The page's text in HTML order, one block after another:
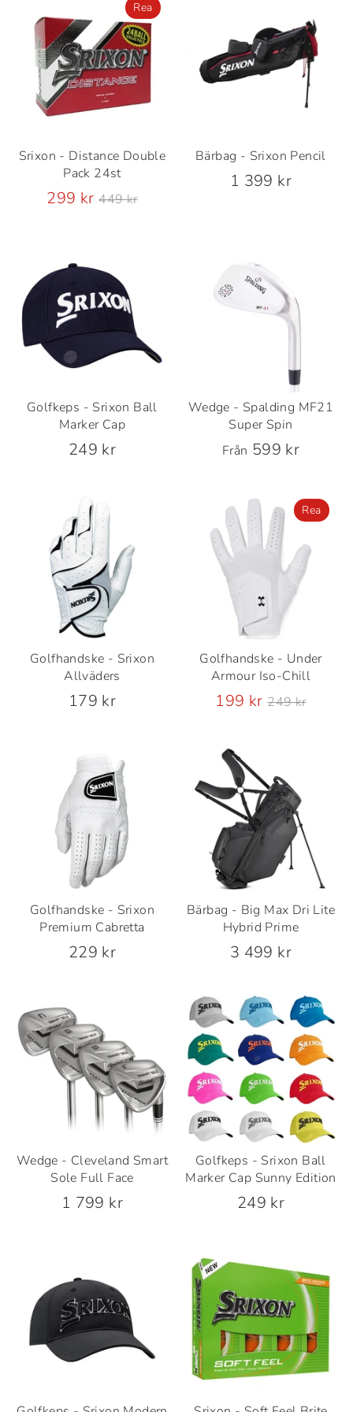
Srixon - Distance Double
Pack 24st
299 kr Ordinarie
449 kr
Rea
Bärbag - Srixon Pencil
1 399 kr
Golfkeps - Srixon Ball
Marker Cap
249 kr
Wedge - Spalding MF21
Super Spin
Från 599 kr
Golfhandske - Srixon
Allväders
179 kr
Golfhandske - Under
Armour Iso-Chill
199 kr Ordinarie
249 kr
Rea
Golfhandske - Srixon
Premium Cabretta
229 kr
Bärbag - Big Max Dri Lite
Hybrid Prime
3 499 kr
Wedge - Cleveland Smart
Sole Full Face
1 799 kr
Golfkeps - Srixon Ball
Marker Cap Sunny Edition
249 kr